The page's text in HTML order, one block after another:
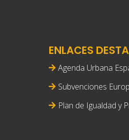
ENLACES
Agenda Urbana
Subvenciones
Plan de Igualdad y